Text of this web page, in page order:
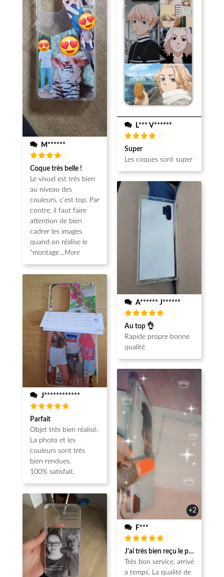
M******
Note4
sur 5
Coque très belle !
Le visuel est très bien
au niveau des
couleurs, c'est top. Par
contre, il faut faire
attention de bien
cadrer les images
quand on réalise le
"montage...More
J************
Note5
sur 5
Parfait
Objet très bien réalisé.
La photo et les
couleurs sont très
bien rendues.
100% satisfait.
L*** V******
Note
sur 5
Super
Les coques sont super
A****** J******
Note5
sur 5
Au top 👌
Rapide propre bonne
qualité
+2
F***
Note5
sur 5
J'ai très bien reçu le produit.
Très bon service, arrivé
a temps. La qualité de